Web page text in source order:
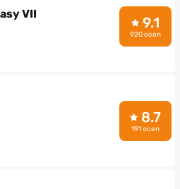
VII 9.1
920 ocen
8.7
191 ocen